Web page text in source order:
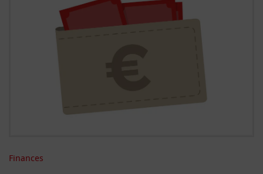
Finances